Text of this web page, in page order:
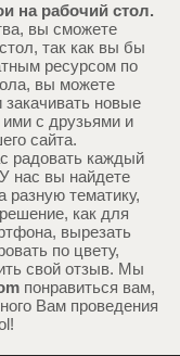
на рабочий стол.
вы сможете
так как вы бы
ресурсом по
вы можете
новые
с друзьями и
сайта.
радовать каждый
нас вы найдете
разную тематику,
как для
вырезать
по цвету,
свой отзыв. Мы
понравиться вам,
Вам проведения